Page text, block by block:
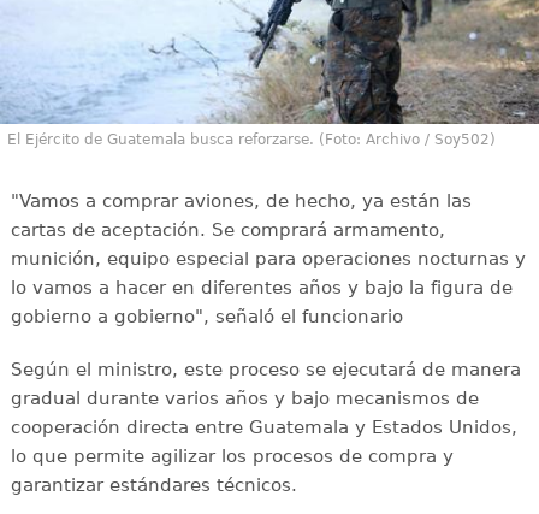
El Ejército de Guatemala busca reforzarse. (Foto: Archivo / Soy502)
"Vamos a comprar aviones, de hecho, ya están las
cartas de aceptación. Se comprará armamento,
munición, equipo especial para operaciones nocturnas y
lo vamos a hacer en diferentes años y bajo la figura de
gobierno a gobierno", señaló el funcionario
Según el ministro, este proceso se ejecutará de manera
gradual durante varios años y bajo mecanismos de
cooperación directa entre Guatemala y Estados Unidos,
lo que permite agilizar los procesos de compra y
garantizar estándares técnicos.